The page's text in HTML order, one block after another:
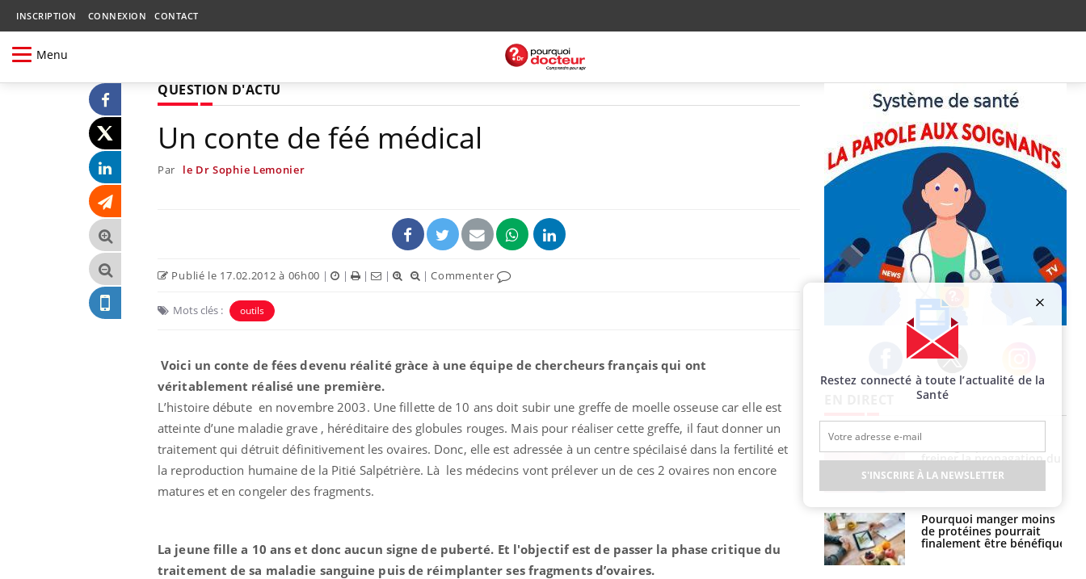
INSCRIPTION CONNEXION CONTACT
Menu
QUESTION D'ACTU
Un conte de féé médical
Par le Dr Sophie Lemonier
Publié le 17.02.2012 à 06h00 | | | | |Commenter
Mots clés : outils
Voici un conte de fées devenu réalité gràce à une équipe de chercheurs français qui ont
véritablement réalisé une première.
L’histoire débute en novembre 2003. Une fillette de 10 ans doit subir une greffe de moelle osseuse car elle est
atteinte d’une maladie grave , héréditaire des globules rouges. Mais pour réaliser cette greffe, il faut donner un
traitement qui détruit définitivement les ovaires. Donc, elle est adressée à un centre spécilaisé dans la fertilité et
la reproduction humaine de la Pitié Salpétrière. Là les médecins vont prélever un de ces 2 ovaires non encore
matures et en congeler des fragments.
La jeune fille a 10 ans et donc aucun signe de puberté. Et l'objectif est de passer la phase critique du
traitement de sa maladie sanguine puis de réimplanter ses fragments d’ovaires.
Facebook Twitter Instagram
Toujours connectés :
comment le travail
empiète de plus en plus
changé la donne au Pays
basque
Les médicaments GLP-1
protègent-ils aussi les os
?
charge des femmes
enceintes
VIH : la fin du comprimé
tous les jours se profile-t-
elle enfin ?
jours de vos vacances ?
freiner la propagation du
cancer ?
Pourquoi manger moins
de protéines pourrait
finalement être bénéfique
Restez connecté à toute l’actualité de la
Santé
S'INSCRIRE À LA NEWSLETTER